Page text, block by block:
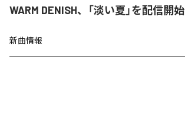
WARM DENISH、「淡い夏」を配信開始
新曲情報